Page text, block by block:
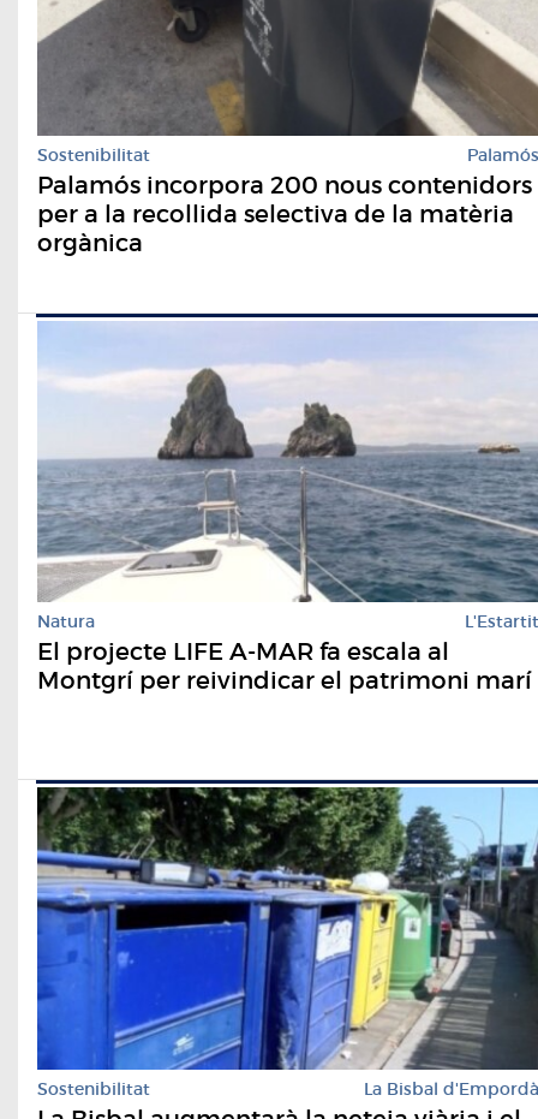
Sostenibilitat Palamós
Palamós incorpora 200 nous contenidors
per a la recollida selectiva de la matèria
orgànica
Natura L'Estartit
El projecte LIFE A-MAR fa escala al
Montgrí per reivindicar el patrimoni marí
Sostenibilitat La Bisbal d'Empordà